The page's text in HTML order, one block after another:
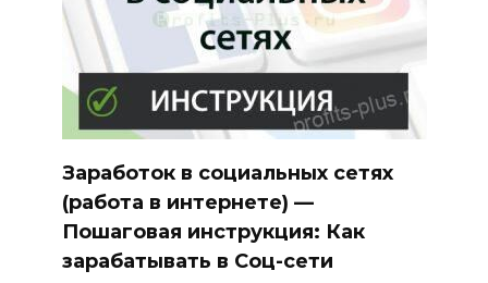
Заработок в социальных сетях
(работа в интернете) —
Пошаговая инструкция: Как
зарабатывать в Соц-сети